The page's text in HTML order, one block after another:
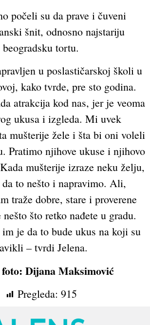
počeli su da prave i čuveni
šnit, odnosno najstariju
beogradsku tortu.
u poslastičarskoj školi u
kako tvrde, pre sto godina.
atrakcija kod nas, jer je veoma
ukusa i izgleda. Mi uvek
mušterije žele i šta bi oni voleli
Pratimo njihove ukuse i njihovo
mušterije izraze neku želju,
to nešto i napravimo. Ali,
traže dobre, stare i proverene
što retko nađete u gradu.
je da to bude ukus na koji su
– tvrdi Jelena.
Dijana Maksimović
Pregleda: 915